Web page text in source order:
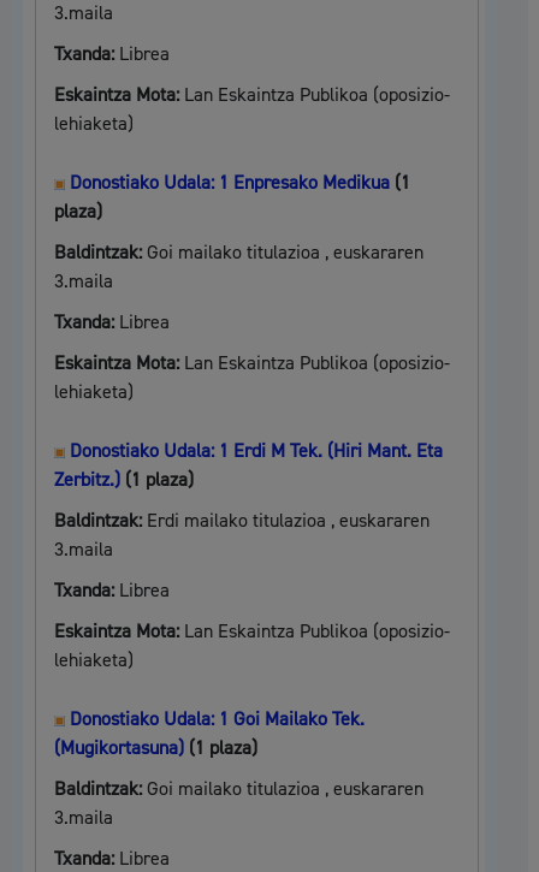
3.maila
Txanda: Librea
Eskaintza Mota: Lan Eskaintza Publikoa (oposizio-
lehiaketa)
Donostiako Udala: 1 Enpresako Medikua(1
plaza)
Baldintzak: Goi mailako titulazioa , euskararen
3.maila
Txanda: Librea
Eskaintza Mota: Lan Eskaintza Publikoa (oposizio-
lehiaketa)
Donostiako Udala: 1 Erdi M Tek. (Hiri Mant. Eta
Zerbitz.)(1 plaza)
Baldintzak: Erdi mailako titulazioa , euskararen
3.maila
Txanda: Librea
Eskaintza Mota: Lan Eskaintza Publikoa (oposizio-
lehiaketa)
Donostiako Udala: 1 Goi Mailako Tek.
(Mugikortasuna)(1 plaza)
Baldintzak: Goi mailako titulazioa , euskararen
3.maila
Txanda: Librea